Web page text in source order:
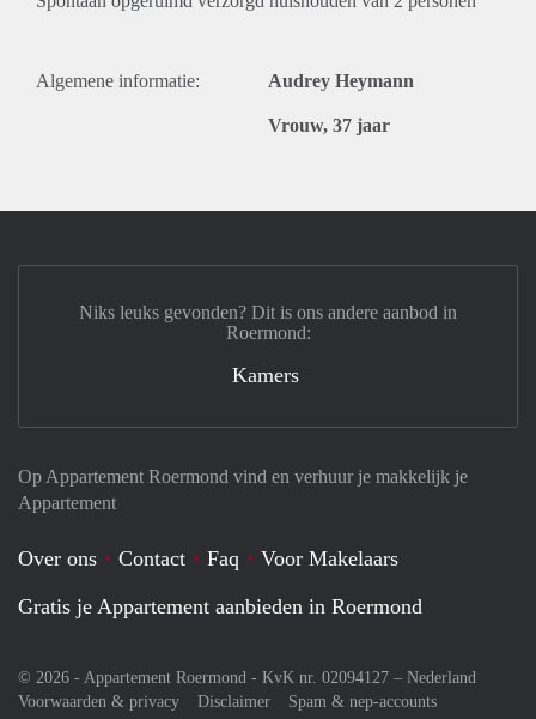
Algemene informatie: Audrey Heymann
Vrouw, 37 jaar
Op Appartement Roermond vind en verhuur je makkelijk je
Appartement
Over ons Contact Faq
Voor Makelaars
Gratis je Appartement aanbieden in Roermond
© 2026 - Appartement Roermond - KvK nr. 02094127 – Nederland
Voorwaarden & privacy
Disclaimer
Spam & nep-accounts
Niks leuks gevonden? Dit is ons andere aanbod in
Roermond:
Kamers